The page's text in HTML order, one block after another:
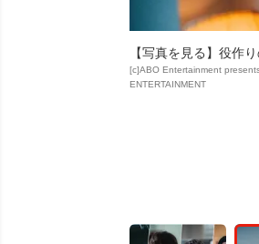
【写真を見る】役作
[c]ABO Entertainment
ENTERTAINMENT